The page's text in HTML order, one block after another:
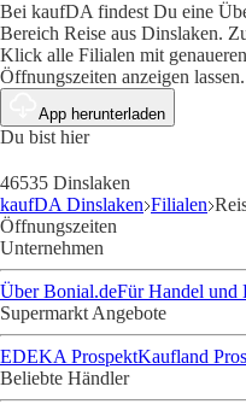
Bei kaufDA findest Du eine
Bereich Reise aus Dinslaken.
Klick alle Filialen mit
Öffnungszeiten anzeigen lassen.
App herunterladen
Du bist hier
46535 Dinslaken
kaufDA Dinslaken Filialen
Öffnungszeiten
Unternehmen
Über Bonial.deFür Handel und
Supermarkt Angebote
EDEKA ProspektKaufland
Beliebte Händler